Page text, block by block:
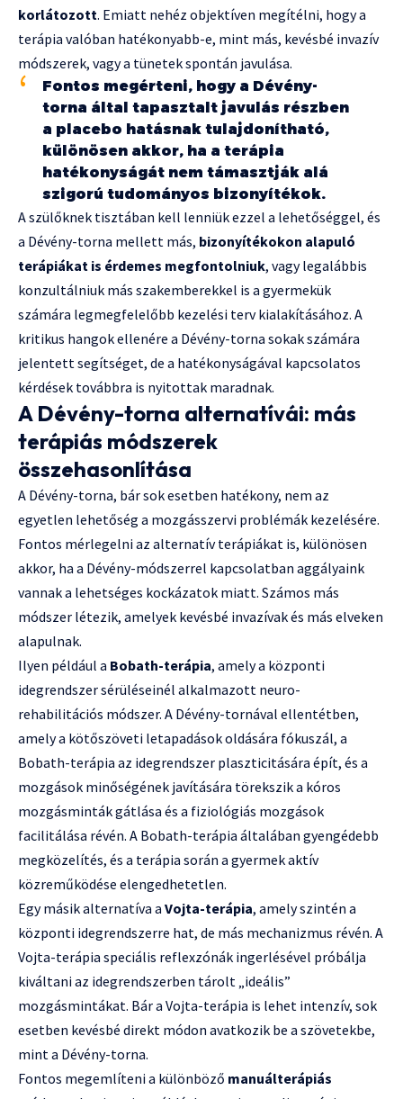
korlátozott. Emiatt nehéz objektíven megítélni, hogy a
terápia valóban hatékonyabb-e, mint más, kevésbé invazív
módszerek, vagy a tünetek spontán javulása.
Fontos megérteni, hogy a Dévény-
torna által tapasztalt javulás részben
a placebo hatásnak tulajdonítható,
különösen akkor, ha a terápia
hatékonyságát nem támasztják alá
szigorú tudományos bizonyítékok.
A szülőknek tisztában kell lenniük ezzel a lehetőséggel, és
a Dévény-torna mellett más, bizonyítékokon alapuló
terápiákat is érdemes megfontolniuk, vagy legalábbis
konzultálniuk más szakemberekkel is a gyermekük
számára legmegfelelőbb kezelési terv kialakításához. A
kritikus hangok ellenére a Dévény-torna sokak számára
jelentett segítséget, de a hatékonyságával kapcsolatos
kérdések továbbra is nyitottak maradnak.
A Dévény-torna alternatívái: más
terápiás módszerek
összehasonlítása
A Dévény-torna, bár sok esetben hatékony, nem az
egyetlen lehetőség a mozgásszervi problémák kezelésére.
Fontos mérlegelni az alternatív terápiákat is, különösen
akkor, ha a Dévény-módszerrel kapcsolatban aggályaink
vannak a lehetséges kockázatok miatt. Számos más
módszer létezik, amelyek kevésbé invazívak és más elveken
alapulnak.
Ilyen például a Bobath-terápia, amely a központi
idegrendszer sérüléseinél alkalmazott neuro-
rehabilitációs módszer. A Dévény-tornával ellentétben,
amely a kötőszöveti letapadások oldására fókuszál, a
Bobath-terápia az idegrendszer plaszticitására épít, és a
mozgások minőségének javítására törekszik a kóros
mozgásminták gátlása és a fiziológiás mozgások
facilitálása révén. A Bobath-terápia általában gyengédebb
megközelítés, és a terápia során a gyermek aktív
közreműködése elengedhetetlen.
Egy másik alternatíva a Vojta-terápia, amely szintén a
központi idegrendszerre hat, de más mechanizmus révén. A
Vojta-terápia speciális reflexzónák ingerlésével próbálja
kiváltani az idegrendszerben tárolt „ideális”
mozgásmintákat. Bár a Vojta-terápia is lehet intenzív, sok
esetben kevésbé direkt módon avatkozik be a szövetekbe,
mint a Dévény-torna.
Fontos megemlíteni a különböző manuálterápiás